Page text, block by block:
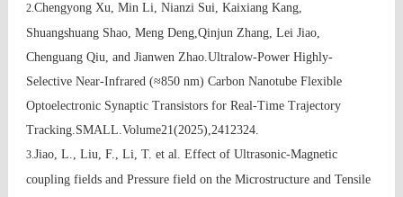
2.Chengyong Xu, Min Li, Nianzi Sui, Kaixiang Kang,
Shuangshuang Shao, Meng Deng,Qinjun Zhang, Lei Jiao,
Chenguang Qiu, and Jianwen Zhao.Ultralow-Power Highly-
Selective Near-Infrared (≈850 nm) Carbon Nanotube Flexible
Optoelectronic Synaptic Transistors for Real-Time Trajectory
Tracking.SMALL.Volume21(2025),2412324.
3.Jiao, L., Liu, F., Li, T. et al. Effect of Ultrasonic-Magnetic
coupling fields and Pressure field on the Microstructure and Tensile